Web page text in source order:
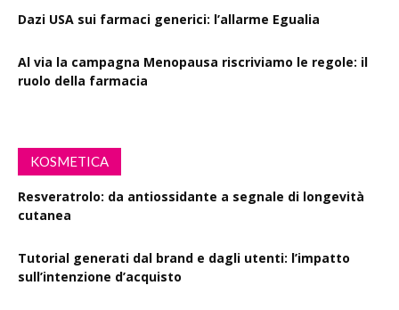
Dazi USA sui farmaci generici: l’allarme Egualia
Al via la campagna Menopausa riscriviamo le regole: il
ruolo della farmacia
KOSMETICA
Resveratrolo: da antiossidante a segnale di longevità
cutanea
Tutorial generati dal brand e dagli utenti: l’impatto
sull’intenzione d’acquisto